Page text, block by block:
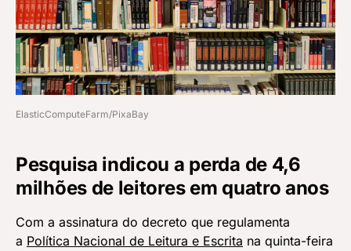
ElasticComputeFarm/PixaBay
Pesquisa indicou a perda de 4,6
milhões de leitores em quatro anos
Com a assinatura do decreto que regulamenta
a Política Nacional de Leitura e Escrita na quinta-feira